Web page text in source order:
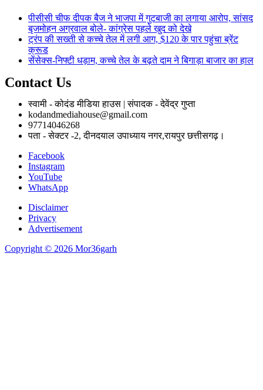
पीसीसी चीफ दीपक बैज ने भाजपा में गुटबाजी का लगाया आरोप, सांसद
बृजमोहन अग्रवाल बोले- कांग्रेस पहले खुद को देखे
ट्रंप की सख्ती से कच्चे तेल में लगी आग, $120 के पार पहुंचा ब्रेंट
क्रूड
सेंसेक्स-निफ्टी धड़ाम, कच्चे तेल के बढ़ते दाम ने बिगाड़ा बाजार का हाल
Contact Us
स्वामी - कोदंड मीडिया हाउस | संपादक - देवेंद्र गुप्ता
kodandmediahouse@gmail.com
97714046268
पता - सेक्टर -2, दीनदयाल उपाध्याय नगर,रायपुर छत्तीसगढ़।
Facebook
Instagram
YouTube
WhatsApp
Disclaimer
Privacy
Advertisement
Copyright © 2026 Mor36garh